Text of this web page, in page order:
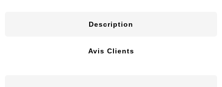
Description
Avis Clients